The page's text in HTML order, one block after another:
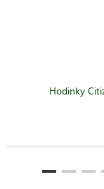
Hodinky